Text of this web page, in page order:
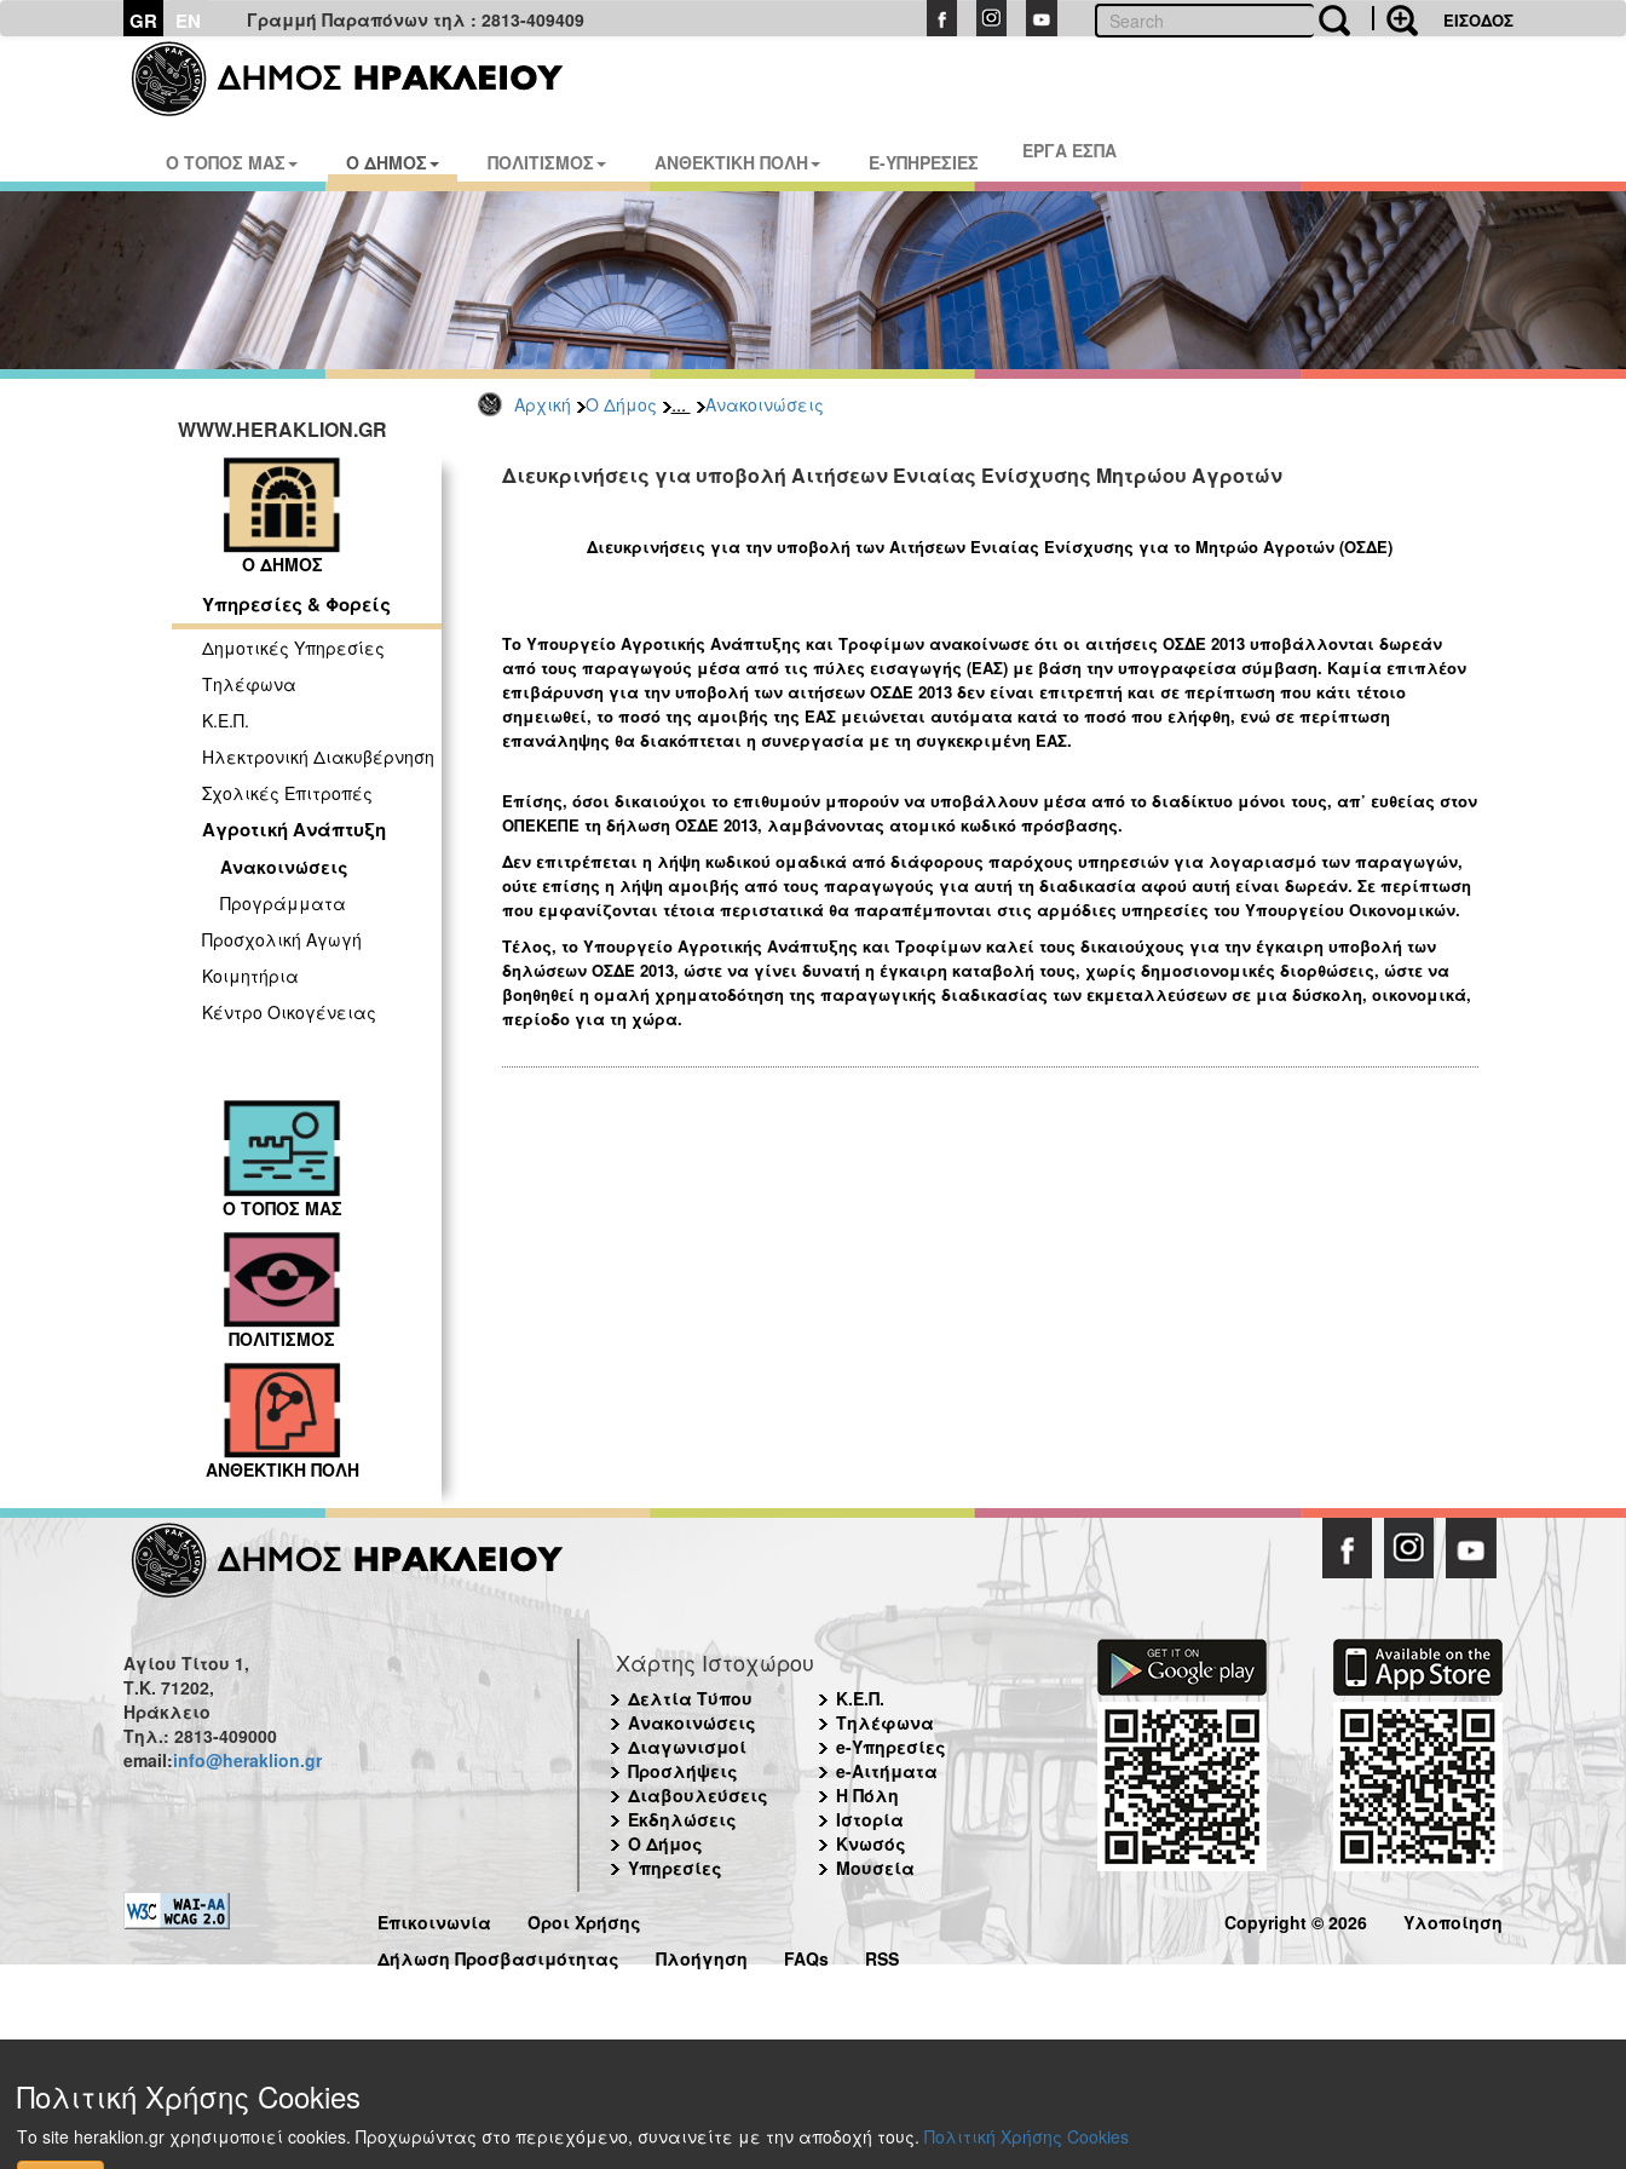
GR EN Γραμμή Παραπόνων τηλ : 2813-409409 ΕΙΣΟΔΟΣ
Ο ΤΟΠΟΣ ΜΑΣ Ο ΔΗΜΟΣ ΠΟΛΙΤΙΣΜΟΣ ΑΝΘΕΚΤΙΚΗ ΠΟΛΗ E-ΥΠΗΡΕΣΙΕΣ ΕΡΓΑ ΕΣΠΑ
Αρχική Ο Δήμος ... Ανακοινώσεις
WWW.HERAKLION.GR
Ο ΔΗΜΟΣ
Υπηρεσίες & Φορείς
Δημοτικές Υπηρεσίες
Τηλέφωνα
Κ.Ε.Π.
Ηλεκτρονική Διακυβέρνηση
Σχολικές Επιτροπές
Αγροτική Ανάπτυξη
Ανακοινώσεις
Προγράμματα
Προσχολική Αγωγή
Κοιμητήρια
Κέντρο Οικογένειας
Ο ΤΟΠΟΣ ΜΑΣ
ΠΟΛΙΤΙΣΜΟΣ
ΑΝΘΕΚΤΙΚΗ ΠΟΛΗ
Διευκρινήσεις για υποβολή Αιτήσεων Ενιαίας Ενίσχυσης Μητρώου Αγροτών
Διευκρινήσεις για την υποβολή των Αιτήσεων Ενιαίας Ενίσχυσης για το Μητρώο Αγροτών (ΟΣΔΕ)
Το Υπουργείο Αγροτικής Ανάπτυξης και Τροφίμων ανακοίνωσε ότι οι αιτήσεις ΟΣΔΕ 2013 υποβάλλονται δωρεάν
από τους παραγωγούς μέσα από τις πύλες εισαγωγής (ΕΑΣ) με βάση την υπογραφείσα σύμβαση. Καμία επιπλέον
επιβάρυνση για την υποβολή των αιτήσεων ΟΣΔΕ 2013 δεν είναι επιτρεπτή και σε περίπτωση που κάτι τέτοιο
σημειωθεί, το ποσό της αμοιβής της ΕΑΣ μειώνεται αυτόματα κατά το ποσό που ελήφθη, ενώ σε περίπτωση
επανάληψης θα διακόπτεται η συνεργασία με τη συγκεκριμένη ΕΑΣ.
Επίσης, όσοι δικαιούχοι το επιθυμούν μπορούν να υποβάλλουν μέσα από το διαδίκτυο μόνοι τους, απ’ ευθείας στον
ΟΠΕΚΕΠΕ τη δήλωση ΟΣΔΕ 2013, λαμβάνοντας ατομικό κωδικό πρόσβασης.
Δεν επιτρέπεται η λήψη κωδικού ομαδικά από διάφορους παρόχους υπηρεσιών για λογαριασμό των παραγωγών,
ούτε επίσης η λήψη αμοιβής από τους παραγωγούς για αυτή τη διαδικασία αφού αυτή είναι δωρεάν. Σε περίπτωση
που εμφανίζονται τέτοια περιστατικά θα παραπέμπονται στις αρμόδιες υπηρεσίες του Υπουργείου Οικονομικών.
Τέλος, το Υπουργείο Αγροτικής Ανάπτυξης και Τροφίμων καλεί τους δικαιούχους για την έγκαιρη υποβολή των
δηλώσεων ΟΣΔΕ 2013, ώστε να γίνει δυνατή η έγκαιρη καταβολή τους, χωρίς δημοσιονομικές διορθώσεις, ώστε να
βοηθηθεί η ομαλή χρηματοδότηση της παραγωγικής διαδικασίας των εκμεταλλεύσεων σε μια δύσκολη, οικονομικά,
περίοδο για τη χώρα.
Αγίου Τίτου 1,
Τ.Κ. 71202,
Ηράκλειο
Τηλ.: 2813-409000
email:info@heraklion.gr
Χάρτης Ιστοχώρου
Δελτία Τύπου
Ανακοινώσεις
Διαγωνισμοί
Προσλήψεις
Διαβουλεύσεις
Εκδηλώσεις
Ο Δήμος
Υπηρεσίες
Κ.Ε.Π.
Τηλέφωνα
e-Υπηρεσίες
e-Αιτήματα
Η Πόλη
Ιστορία
Κνωσός
Μουσεία
Επικοινωνία
Όροι Χρήσης
Δήλωση Προσβασιμότητας
Πλοήγηση FAQs RSS
Copyright © 2026 Υλοποίηση
Πολιτική Χρήσης Cookies
Το site heraklion.gr χρησιμοποιεί cookies. Προχωρώντας στο περιεχόμενο, συναινείτε με την αποδοχή τους. Πολιτική Χρήσης Cookies